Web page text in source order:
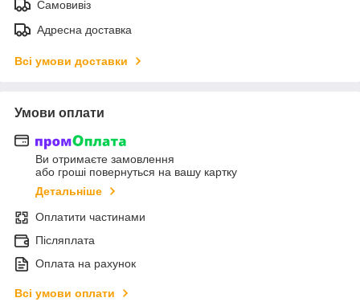
Самовивіз
Адресна доставка
Всі умови доставки
Умови оплати
Ви отримаєте замовлення
або гроші повернуться на вашу картку
Детальніше
Оплатити частинами
Післяплата
Оплата на рахунок
Всі умови оплати